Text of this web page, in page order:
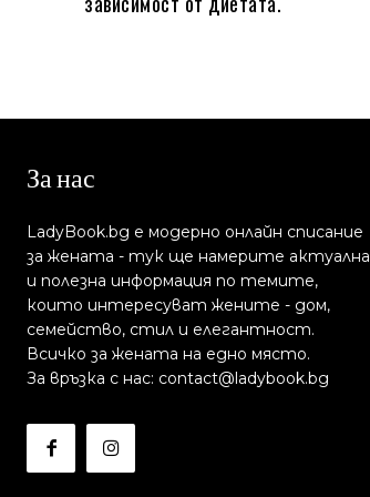
За нас
LadyBook.bg е модерно онлайн списание
за жената - тук ще намерите актуална
и полезна информация по темите,
които интересуват жените - дом,
семейство, стил и елегантност.
Всичко за жената на едно място.
За връзка с нас: contact@ladybook.bg